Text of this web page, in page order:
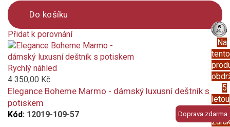
Na
tento
5
letou
Do košíku
Přidat k porovnání
Product
is
added
to
compare
Doprava zdarma
Rychlý náhled
4 350,00 Kč
Elegance Boheme Marmo - dámský luxusní deštník s
potiskem
Kód: 12019-109-57